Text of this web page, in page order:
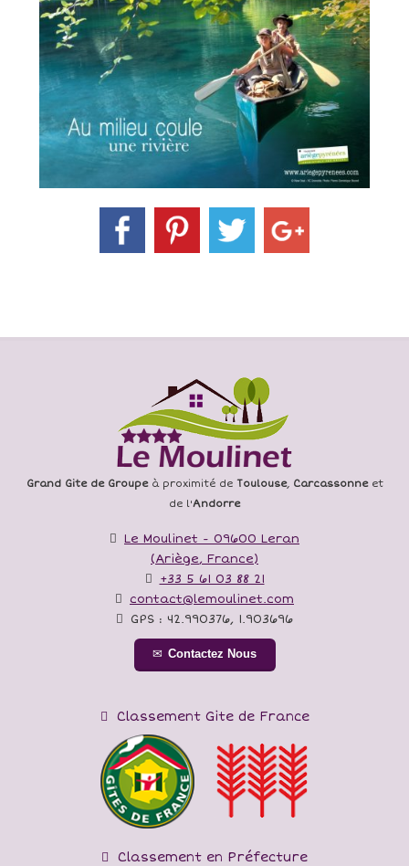
Grand Gite de Groupeà proximité de Toulouse, Carcassonneet
de l'Andorre
Le Moulinet - 09600 Leran
(Ariège, France)
+33 5 61 03 88 21
contact@lemoulinet.com
GPS : 42.990376, 1.903696
Contactez Nous
Classement Gite de France
Classement en Préfecture